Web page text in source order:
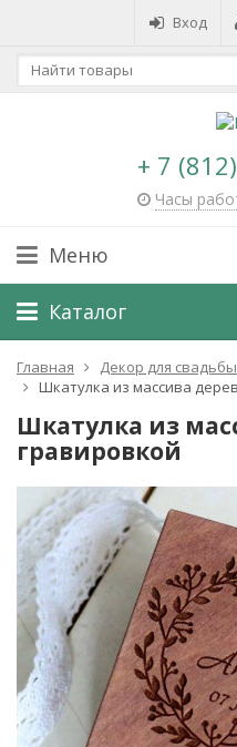
Вход
+ 7
Часы
Меню
Каталог
Главная Декор для свадьбы
Шкатулка из массива
Шкатулка из
гравировкой